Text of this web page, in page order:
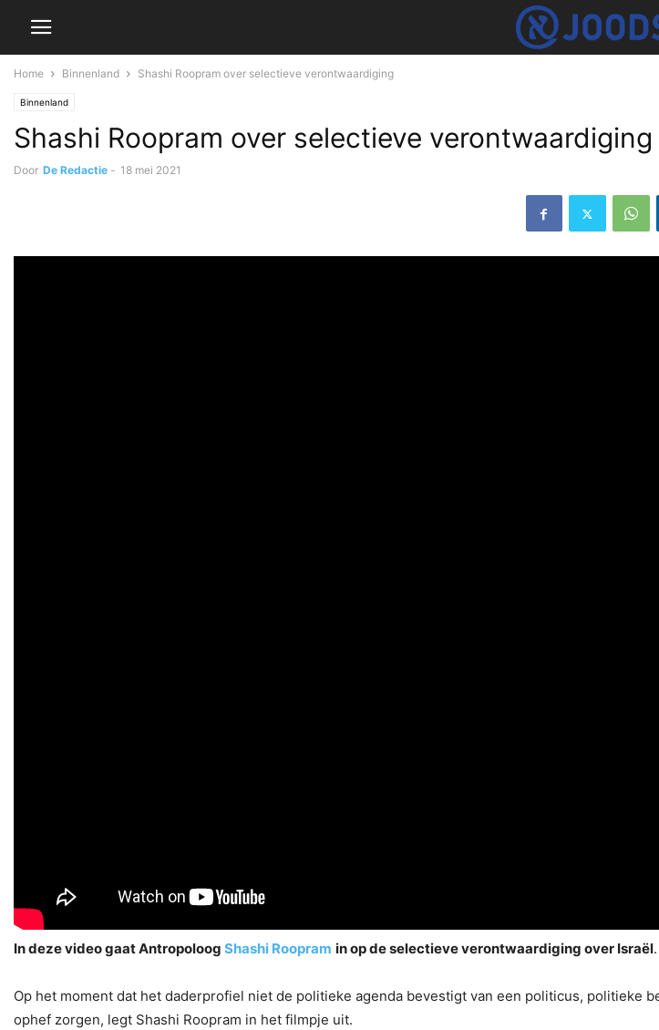
Home Binnenland Shashi Roopram over selectieve verontwaardiging
Binnenland
Shashi Roopram over selectieve verontwaardiging
Door De Redactie - 18 mei 2021
In deze video gaat Antropoloog Shashi Roopram in op de selectieve verontwaardiging over Israël.
Op het moment dat het daderprofiel niet de politieke agenda bevestigt van een politicus,
ophef zorgen, legt Shashi Roopram in het filmpje uit.